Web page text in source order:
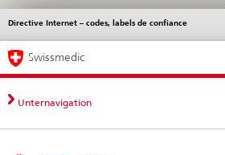
Navigation
directe:
actualités,
bases
contact
Actualités & Mises à
normes
Directive Internet – codes, labels de confiance
Service
Navigation
Swissmedic
Unternavigation